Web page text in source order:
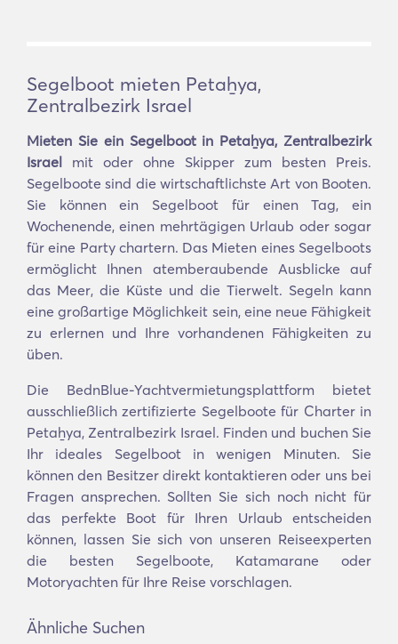
Segelboot mieten Petaẖya,
Zentralbezirk Israel
Mieten Sie ein Segelboot in Petaẖya, Zentralbezirk
Israel mit oder ohne Skipper zum besten Preis.
Segelboote sind die wirtschaftlichste Art von Booten.
Sie können ein Segelboot für einen Tag, ein
Wochenende, einen mehrtägigen Urlaub oder sogar
für eine Party chartern. Das Mieten eines Segelboots
ermöglicht Ihnen atemberaubende Ausblicke auf
das Meer, die Küste und die Tierwelt. Segeln kann
eine großartige Möglichkeit sein, eine neue Fähigkeit
zu erlernen und Ihre vorhandenen Fähigkeiten zu
üben.
Die BednBlue-Yachtvermietungsplattform bietet
ausschließlich zertifizierte Segelboote für Charter in
Petaẖya, Zentralbezirk Israel. Finden und buchen Sie
Ihr ideales Segelboot in wenigen Minuten. Sie
können den Besitzer direkt kontaktieren oder uns bei
Fragen ansprechen. Sollten Sie sich noch nicht für
das perfekte Boot für Ihren Urlaub entscheiden
können, lassen Sie sich von unseren Reiseexperten
die besten Segelboote, Katamarane oder
Motoryachten für Ihre Reise vorschlagen.
Ähnliche Suchen